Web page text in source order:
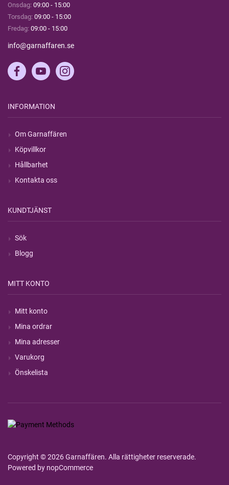
Onsdag: 09:00 - 15:00
Torsdag: 09:00 - 15:00
Fredag: 09:00 - 15:00
info@garnaffaren.se
INFORMATION
Om Garnaffären
Köpvillkor
Hållbarhet
Kontakta oss
KUNDTJÄNST
Sök
Blogg
MITT KONTO
Mitt konto
Mina ordrar
Mina adresser
Varukorg
Önskelista
Copyright © 2026 Garnaffären. Alla rättigheter reserverade.
Powered by nopCommerce